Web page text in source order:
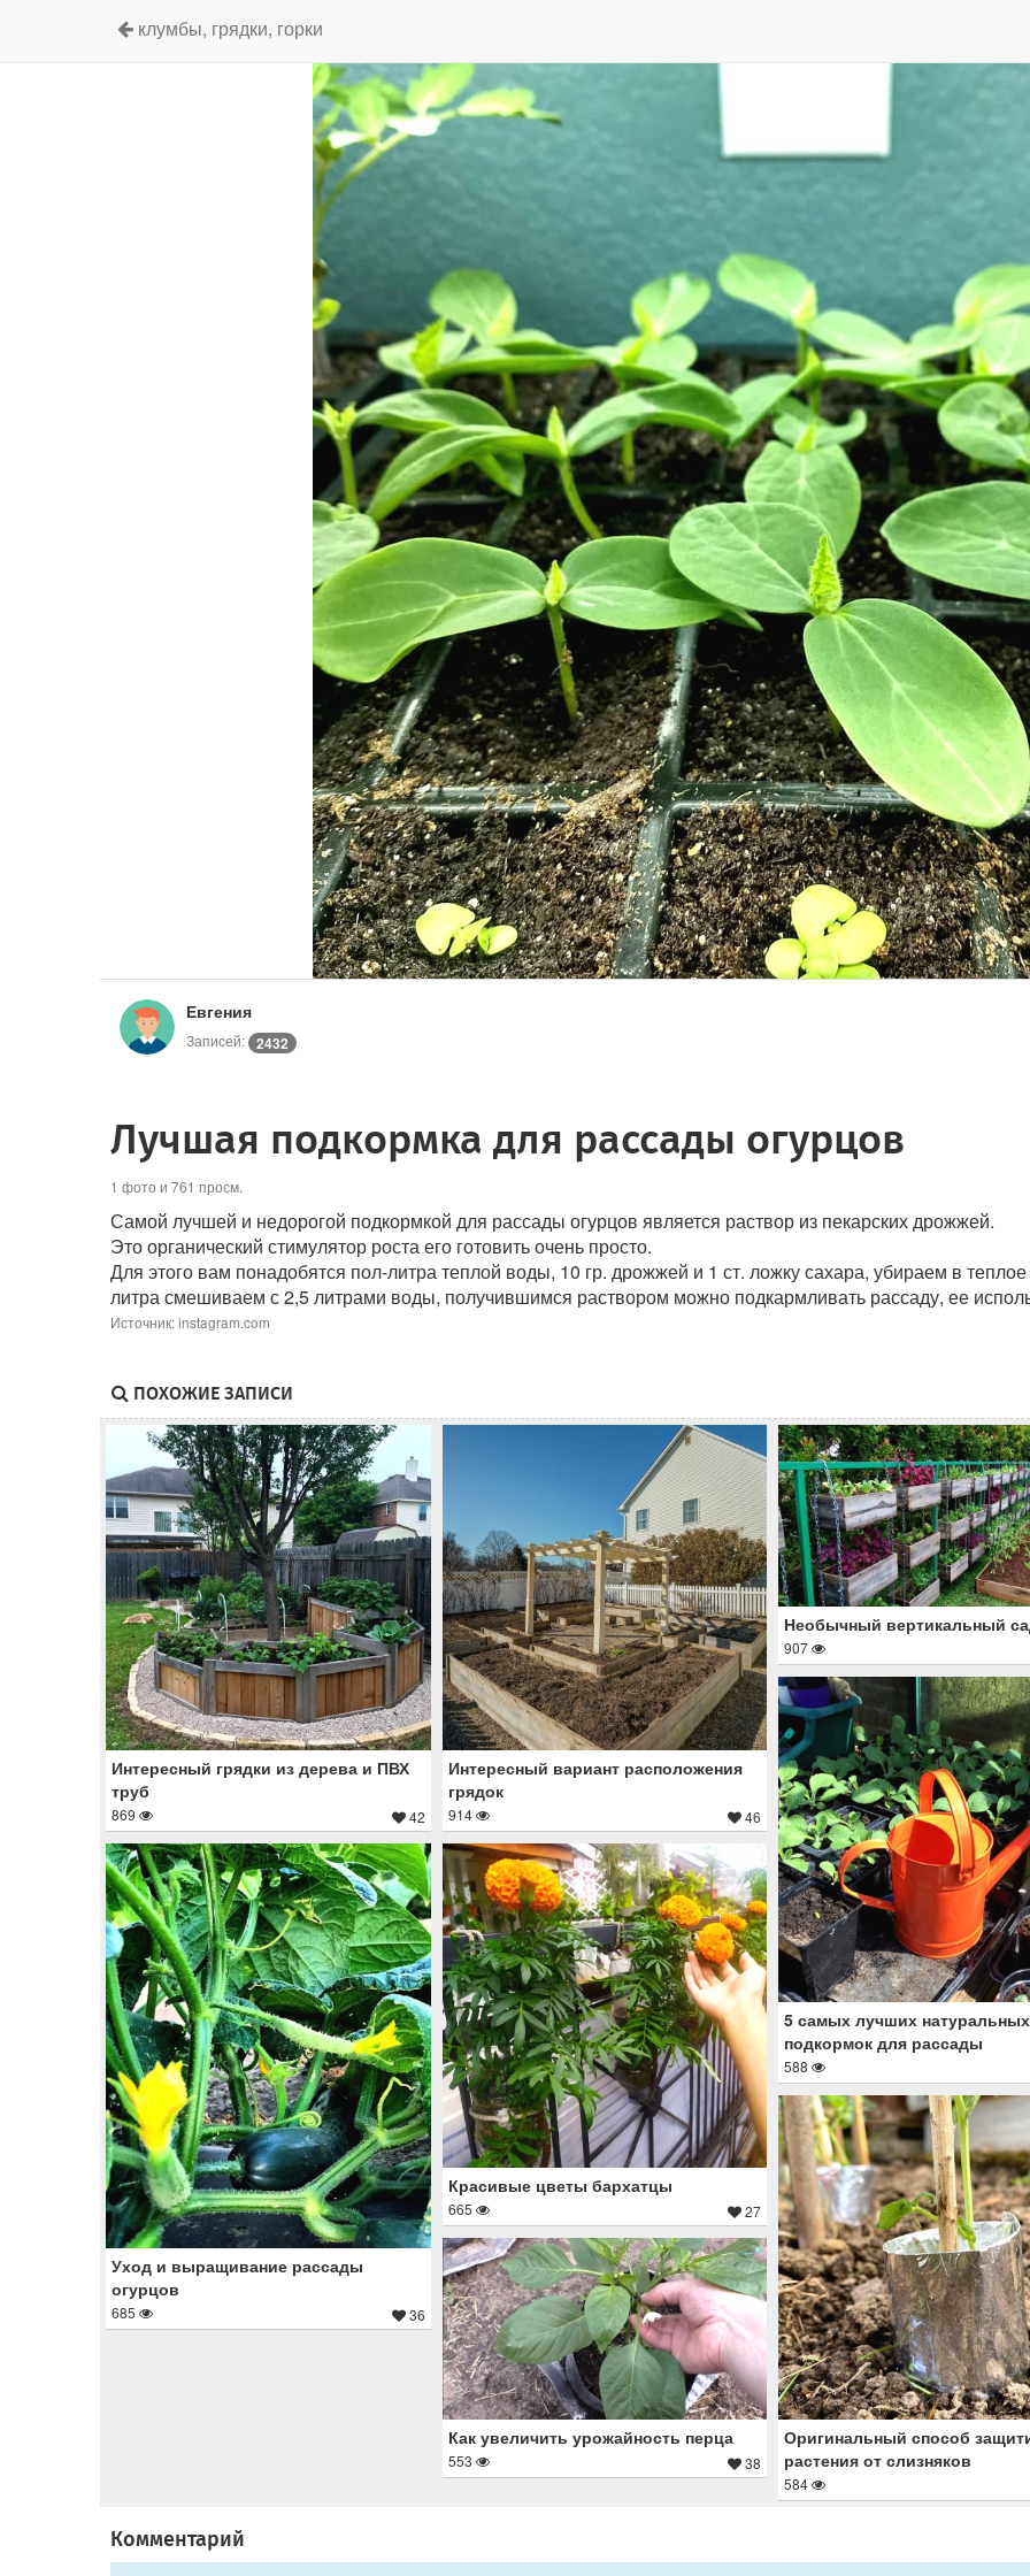
клумбы, грядки, горки
Евгения
Записей: 2432
Лучшая подкормка для рассады огурцов
1 фото и 761 просм.
Самой лучшей и недорогой подкормкой для рассады огурцов является раствор из пекарских дрожжей.
Это органический стимулятор роста его готовить очень просто.
Для этого вам понадобятся пол-литра теплой воды, 10 гр. дрожжей и 1 ст. ложку сахара, убираем в
литра смешиваем с 2,5 литрами воды, получившимся раствором можно подкармливать рассаду, ее
Источник: instagram.com
ПОХОЖИЕ ЗАПИСИ
Интересный грядки из дерева и ПВХ
труб
869 42
Интересный вариант расположения
грядок
914 46
Необычный вертикальный
907
5 самых лучших натуральных
подкормок для рассады
588
Уход и выращивание рассады
огурцов
685 36
Красивые цветы бархатцы
665 27
Оригинальный способ
растения от слизняков
584
Как увеличить урожайность перца
553 38
Комментарий